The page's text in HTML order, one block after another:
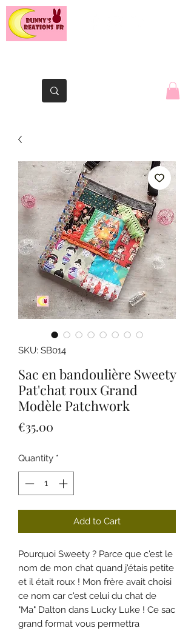
SKU: SB014
Sac en bandoulière Sweety
Pat'chat roux Grand
Modèle Patchwork
€35.00
Quantity *
Add to Cart
Pourquoi Sweety ? Parce que c'est le
nom de mon chat quand j'étais petite
et il était roux ! Mon frère avait choisi
ce nom car c'est celui du chat de
"Ma" Dalton dans Lucky Luke ! Ce sac
grand format vous permettra